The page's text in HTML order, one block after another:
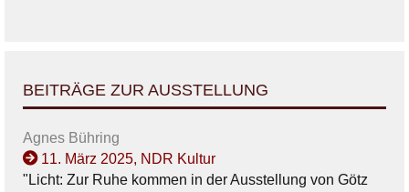
BEITRÄGE ZUR AUSSTELLUNG
Agnes Bühring
11. März 2025, NDR Kultur
"Licht: Zur Ruhe kommen in der Ausstellung von Götz